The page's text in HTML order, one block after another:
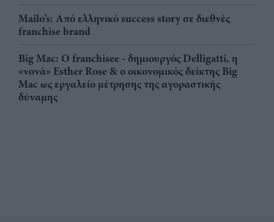
Mailo’s: Από ελληνικό success story σε διεθνές
franchise brand
Big Mac: Ο franchisee - δημιουργός Delligatti, η
«νονά» Esther Rose & ο οικονομικός δείκτης Big
Mac ως εργαλείο μέτρησης της αγοραστικής
δύναμης